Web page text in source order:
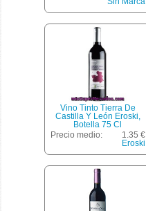
Vino Tinto Tierra De
Castilla Y León Eroski,
Botella 75 Cl
Precio medio:
1.35 €
Eroski